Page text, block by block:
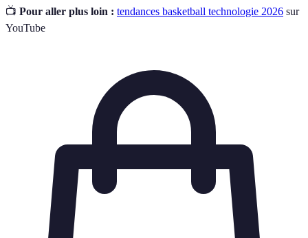
📺 Pour aller plus loin : tendances basketball technologie 2026 sur
YouTube